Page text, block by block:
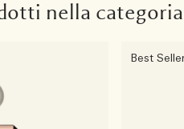
nella categoria
Best